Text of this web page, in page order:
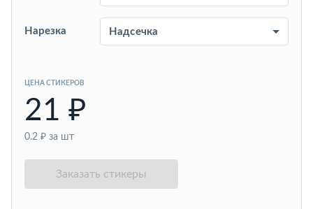
Нарезка
ЦЕНА СТИКЕРОВ
21 ₽
0.2 ₽ за шт
Заказать стикеры